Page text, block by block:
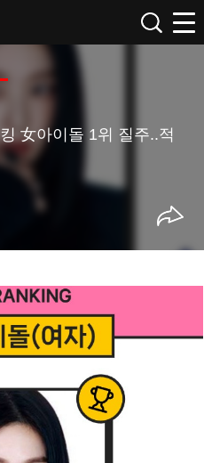
女아이돌 1위 질주..적